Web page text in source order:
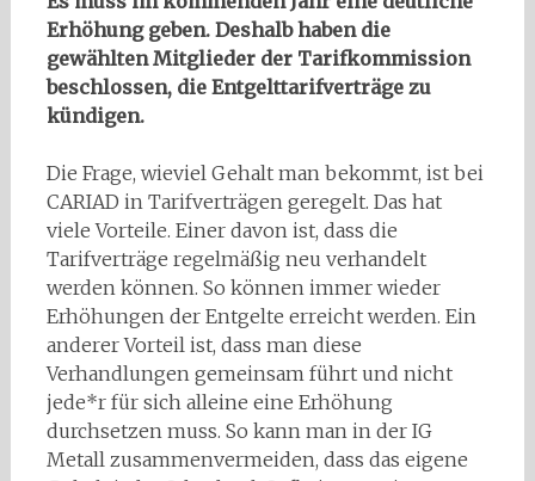
Erhöhung geben. Deshalb haben die
gewählten Mitglieder der Tarifkommission
beschlossen, die Entgelttarifverträge zu
kündigen.
Die Frage, wieviel Gehalt man bekommt, ist bei
CARIAD in Tarifverträgen geregelt. Das hat
viele Vorteile. Einer davon ist, dass die
Tarifverträge regelmäßig neu verhandelt
werden können. So können immer wieder
Erhöhungen der Entgelte erreicht werden. Ein
anderer Vorteil ist, dass man diese
Verhandlungen gemeinsam führt und nicht
jede*r für sich alleine eine Erhöhung
durchsetzen muss. So kann man in der IG
Metall zusammenvermeiden, dass das eigene